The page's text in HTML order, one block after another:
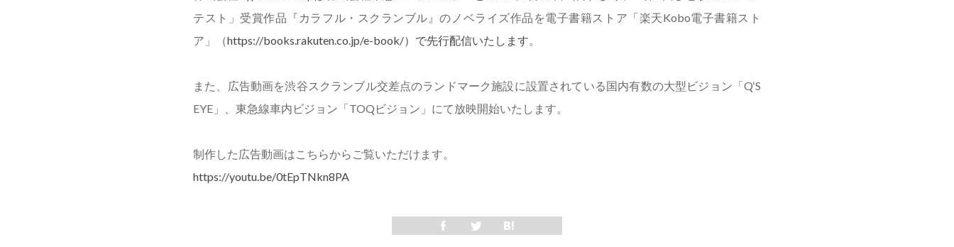
テスト」受賞作品『カラフル・スクランブル』のノベライズ作品を電子書籍ストア「楽天Kobo電子書籍スト
ア」（https://books.rakuten.co.jp/e-book/）で先行配信いたします。
また、広告動画を渋谷スクランブル交差点のランドマーク施設に設置されている国内有数の大型ビジョン「Q‘S
EYE」、東急線車内ビジョン「TOQビジョン」にて放映開始いたします。
制作した広告動画はこちらからご覧いただけます。
https://youtu.be/0tEpTNkn8PA